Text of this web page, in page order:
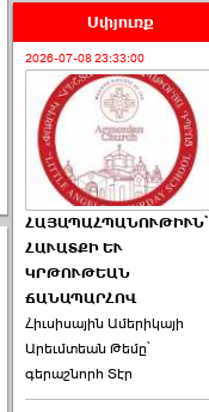
Սփյուռք
2026-07-08 23:33:00
ՀԱՅԱՊԱՀՊԱՆՈՒԹԻՒՆ՝
ՀԱՒԱՏՔԻ ԵՒ
ԿՐԹՈՒԹԵԱՆ
ՃԱՆԱՊԱՐՀՈՎ
Հիւսիսային Ամերիկայի
Արեւմտեան Թեմը՝
գերաշնորհ Տէր